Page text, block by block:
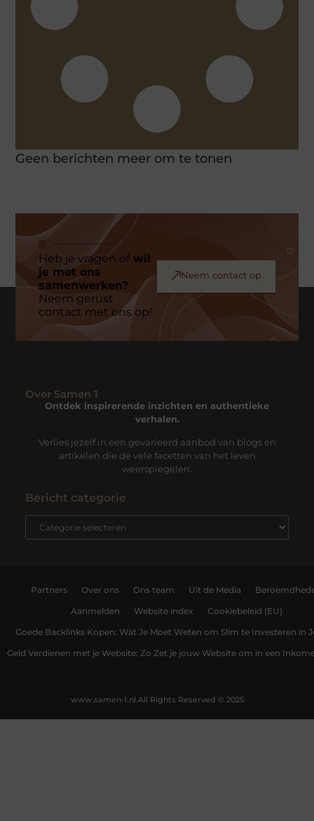
Geen berichten meer om te tonen
Heb je vragen ofwil
je met ons
samenwerken?
Neem gerust
contact met ons op!
Neem contact op
Over Samen 1
Ontdek inspirerende inzichten en authentieke
verhalen.
Verlies jezelf in een gevarieerd aanbod van blogs en
artikelen die de vele facetten van het leven
weerspiegelen.
Bericht categorie
Partners Over ons Ons team Uit de Media
Aanmelden Website index Cookiebeleid (EU)
Goede Backlinks Kopen: Wat Je Moet Weten om Slim te Investeren in
Geld Verdienen met je Website: Zo Zet je jouw Website om in een
All Rights Reserved © 2025
www.samen-1.nl.